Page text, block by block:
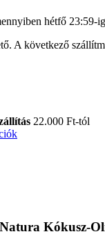
hétfő 23:59-ig
A következő
22.000 Ft-tól
Kókusz-